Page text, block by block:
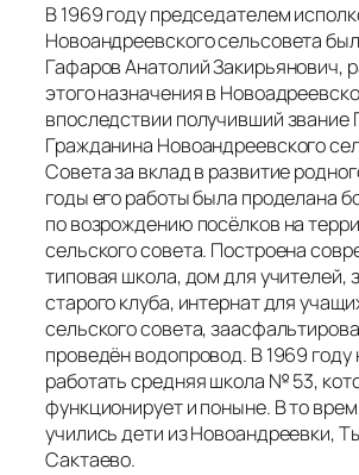
В 1969 году председателем
Новоандреевского сельсовета
Гафаров Анатолий Закирьянович,
этого назначения в
впоследствии получивший звание
Гражданина Новоандреевского
Совета за вклад в развитие
годы его работы была проделана
по возрождению посёлков на
сельского совета. Построена
типовая школа, дом для учителей,
старого клуба, интернат для
сельского совета,
проведён водопровод. В 1969 году
работать средняя школа № 53,
функционирует и поныне. В то
учились дети из Новоандреевки,
Сактаево.